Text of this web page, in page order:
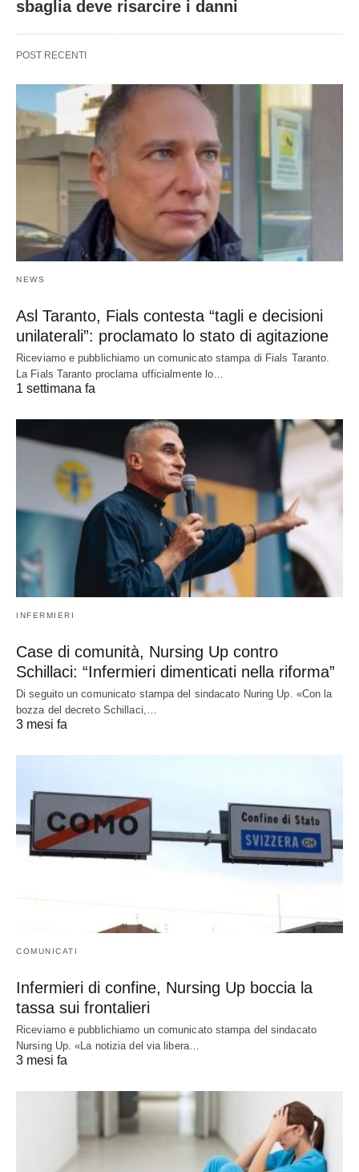
sbaglia deve risarcire i danni
POST RECENTI
NEWS
Asl Taranto, Fials contesta “tagli e decisioni
unilaterali”: proclamato lo stato di agitazione
Riceviamo e pubblichiamo un comunicato stampa di Fials Taranto.
La Fials Taranto proclama ufficialmente lo…
1 settimana fa
INFERMIERI
Case di comunità, Nursing Up contro
Schillaci: “Infermieri dimenticati nella riforma”
Di seguito un comunicato stampa del sindacato Nuring Up. «Con la
bozza del decreto Schillaci,…
3 mesi fa
COMUNICATI
Infermieri di confine, Nursing Up boccia la
tassa sui frontalieri
Riceviamo e pubblichiamo un comunicato stampa del sindacato
Nursing Up. «La notizia del via libera…
3 mesi fa